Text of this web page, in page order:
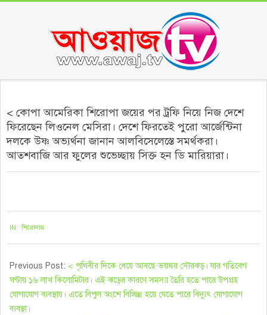
Menu
< কোপা আমেরিকা শিরোপা জয়ের পর ট্রফি নিয়ে নিজ দেশে
ফিরেছেন লিওনেল মেসিরা। দেশে ফিরতেই পুরো আর্জেন্টিনা
দলকে উষ্ণ অভ্যর্থনা জানান আলবিসেলেস্তে সমর্থকরা।
আতশবাজি আর ফুলের শুভেচ্ছায় সিক্ত হন ডি মারিয়ারা।
IN: শিরোনাম
Previous Post: < পৃথিবীর দিকে ধেয়ে আসছে ভয়ঙ্কর সৌরঝড়। যার গতিবেগ
ঘণ্টায় ১৬ লাখ কিলোমিটার। এই ঝড়ের কারণে সমস্যা তৈরি হতে পারে উপগ্রহ
যোগাযোগ ব্যবস্থায়। এতে বিপুল অংশে বিচ্ছিন্ন হয়ে যেতে পারে বিদ্যুৎ যোগাযোগ
ব্যবস্থা।